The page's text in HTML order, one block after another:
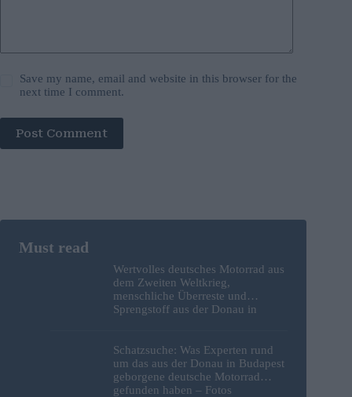
Save my name, email and website in this browser for the
next time I comment.
Post Comment
Wertvolles deutsches Motorrad aus
dem Zweiten Weltkrieg,
menschliche Überreste und
Sprengstoff aus der Donau in
Schatzsuche: Was Experten rund
um das aus der Donau in Budapest
geborgene deutsche Motorrad
gefunden haben – Fotos